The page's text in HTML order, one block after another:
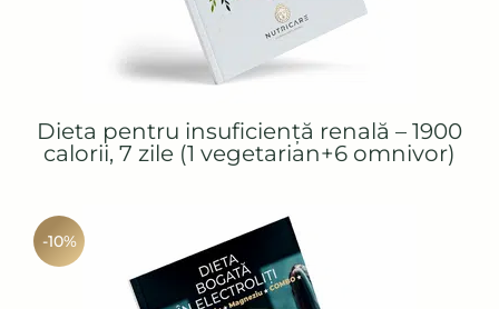
Dieta pentru insuficiență renală – 1900
calorii, 7 zile (1 vegetarian+6 omnivor)
-10%